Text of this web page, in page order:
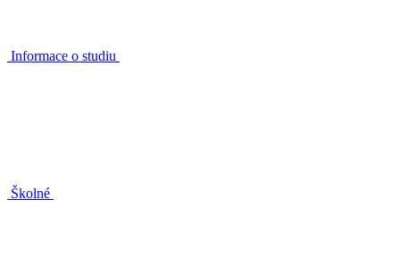
Informace o studiu
Školné